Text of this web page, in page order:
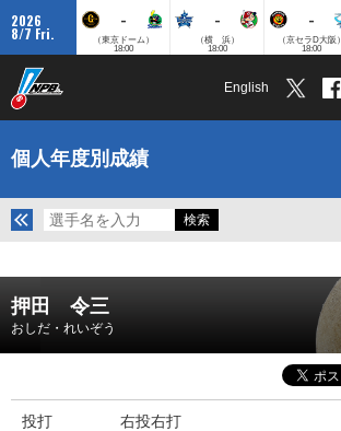
2026
8/7 Fri.
-
（東京ドーム）
18:00
-
（横 浜）
18:00
-
（京セラD大阪）
18:00
English
個人年度別成績
押田 令三
おしだ・れいぞう
投打 右投右打